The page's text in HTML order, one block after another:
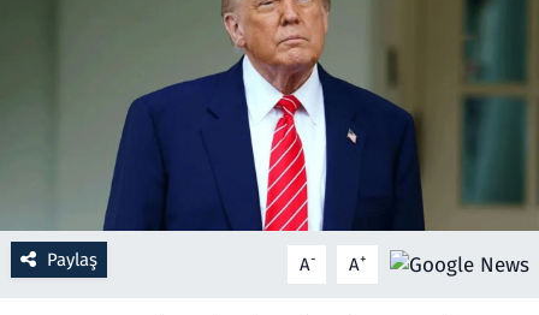
Paylaş A- A+
Savunma Sanayi
Seçim 2023